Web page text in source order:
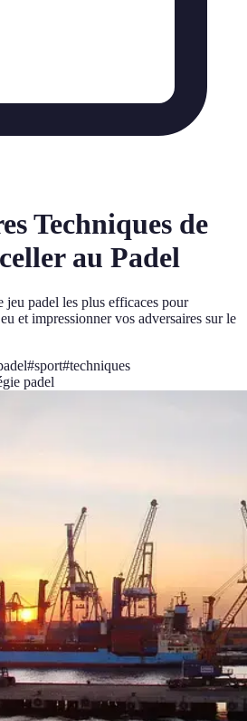
Techniques de
au Padel
jeu padel les plus efficaces pour
et impressionner vos adversaires sur le
#sport#techniques
padel